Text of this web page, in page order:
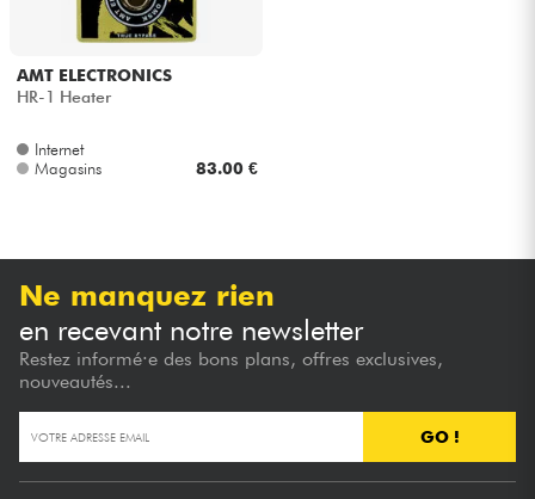
Eclairage
Vents
Violons & Quatuor
Eveil Musical
AMT ELECTRONICS
HR-1 Heater
Internet
Magasins
83.00 €
Ne manquez rien
en recevant notre newsletter
Restez informé·e des bons plans, offres exclusives,
nouveautés...
GO !